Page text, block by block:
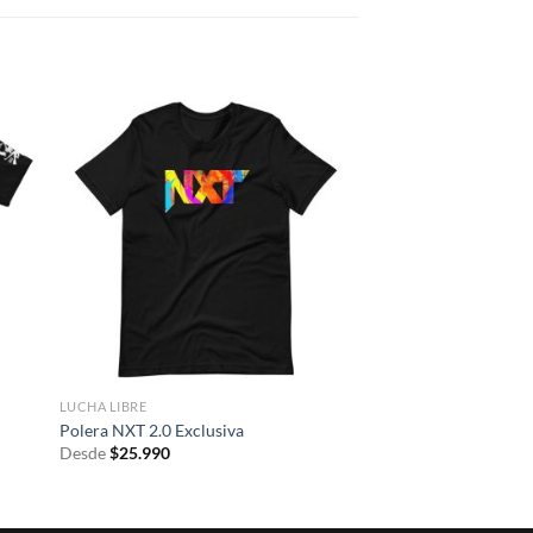
LUCHA LIBRE
Polera NXT 2.0 Exclusiva
Desde $25.990